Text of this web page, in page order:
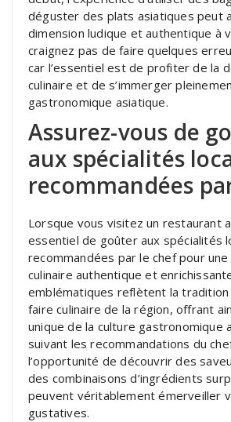
déguster des plats asiatiques peut
dimension ludique et authentique à
craignez pas de faire quelques
car l’essentiel est de profiter de la
culinaire et de s’immerger
gastronomique asiatique.
Assurez-vous de
aux spécialités
recommandées
Lorsque vous visitez un restaurant
essentiel de goûter aux spécialités
recommandées par le chef pour
culinaire authentique et
emblématiques reflètent la
faire culinaire de la région, offrant
unique de la culture gastronomique
suivant les recommandations du
l’opportunité de découvrir des
des combinaisons d’ingrédients
peuvent véritablement émerveiller
gustatives.